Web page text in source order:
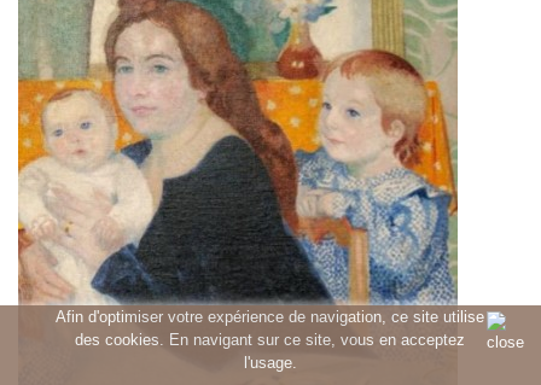
Afin d'optimiser votre expérience de navigation, ce site utilise
des cookies. En navigant sur ce site, vous en acceptez
l'usage.